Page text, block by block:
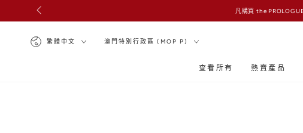
跳到內容 凡購買 the
語
繁體中文
國
澳門特別行政區 (MOP P)
查看所有 熱賣產品